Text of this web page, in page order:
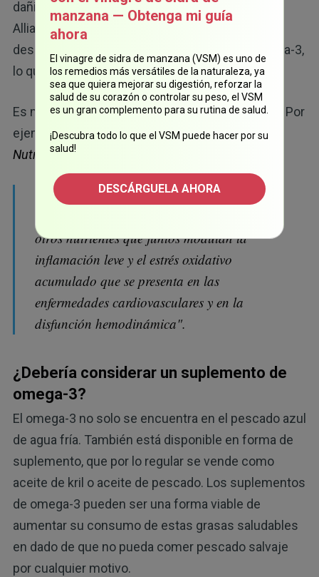
dañinas, según un informe de Global Seafood
Alliance. Consumir pescado de piscifactoría
desequilibrará la proporción de omega-6 y omega-3,
lo que tendrá efectos drásticos en su salud.
Es mejor consumir pescado azul graso y limpio. Por
ejemplo, un estudio publicado enFrontiers in
Nutritionindicó que:
"Las sardinas contienen calcio, potasio,
otros nutrientes que juntos modulan la
inflamación leve y el estrés oxidativo
acumulado que se presenta en las
enfermedades cardiovasculares y en la
disfunción hemodinámica".
¿Debería considerar un suplemento de
omega-3?
El omega-3 no solo se encuentra en el pescado azul
de agua fría. También está disponible en forma de
suplemento, que por lo regular se vende como
aceite de kril o aceite de pescado. Los suplementos
de omega-3 pueden ser una forma viable de
aumentar su consumo de estas grasas saludables
en dado de que no pueda comer pescado salvaje
por cualquier motivo.
manzana — Obtenga mi guía
ahora
El vinagre de sidra de manzana (VSM) es uno de
los remedios más versátiles de la naturaleza, ya
sea que quiera mejorar su digestión, reforzar la
salud de su corazón o controlar su peso, el VSM
es un gran complemento para su rutina de salud.
¡Descubra todo lo que el VSM puede hacer por su
salud!
DESCÁRGUELA AHORA